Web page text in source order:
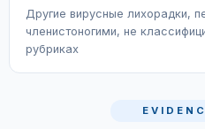
Другие вирусные лихорадки,
членистоногими, не
рубриках